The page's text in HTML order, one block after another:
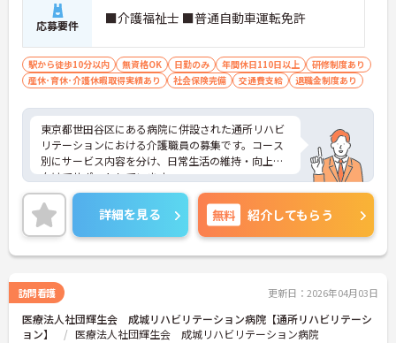
応募要件 ■介護福祉士 ■普通自動車運転免許
駅から徒歩10分以内 無資格OK 日勤のみ 年間休日110日以上
研修制度あり
産休･育休･介護休暇取得実績あり
社会保険完備 交通費支給 退職金制度あり
東京都世田谷区にある病院に併設された通所リハビ
リテーションにおける介護職員の募集です。コース
別にサービス内容を分け、日常生活の維持・向上に
向けてサポートしています。
年間休日が121日もあり、休暇制度も充実している
ので、プライベートを大切にしながらご勤務いただ
けます。また、研修が充実しており、基礎から学べ
る体制が整っています。
ご興味のある方には、面接対策ポイントなど、さら
さい！
詳細を見る 無料 紹介してもらう
訪問看護 更新日：2026年04月03日
医療法人社団輝生会 成城リハビリテーション病院【通所リハビリテーシ
ョン】
医療法人社団輝生会 成城リハビリテーション病院